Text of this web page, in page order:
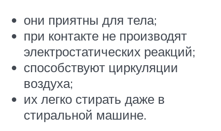
они приятны для тела;
при контакте не производят
электростатических реакций;
способствуют циркуляции
воздуха;
их легко стирать даже в
стиральной машине.